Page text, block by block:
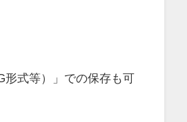
形式等）」での保存も可